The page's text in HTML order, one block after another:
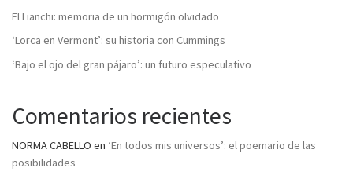
El Lianchi: memoria de un hormigón olvidado
‘Lorca en Vermont’: su historia con Cummings
‘Bajo el ojo del gran pájaro’: un futuro especulativo
Comentarios recientes
NORMA CABELLO en ‘En todos mis universos’: el poemario de las
posibilidades